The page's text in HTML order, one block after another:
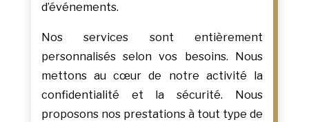
d’événements.
Nos services sont entièrement
personnalisés selon vos besoins. Nous
mettons au cœur de notre activité la
confidentialité et la sécurité. Nous
proposons nos prestations à tout type de